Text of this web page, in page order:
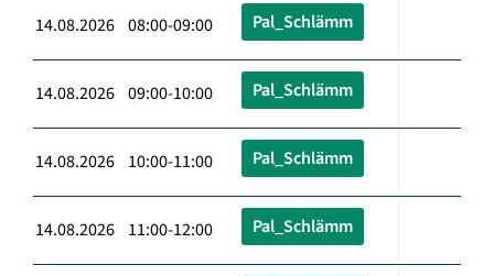
14.08.2026 08:00-09:00 Pal_Schlämm
14.08.2026 09:00-10:00 Pal_Schlämm
14.08.2026 10:00-11:00 Pal_Schlämm
14.08.2026 11:00-12:00 Pal_Schlämm